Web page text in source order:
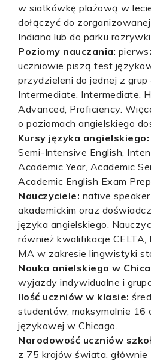
w siatkówkę plażową w
dołączyć do
Indiana lub do parku
Poziomy nauczania:
uczniowie piszą test
przydzieleni do jednej z
Intermediate, Intermediate,
Advanced, Proficiency.
o poziomach angielskiego
Kursy języka angielskiego:
Semi-Intensive English,
Academic Year, Academic
Academic English Exam
Nauczyciele: native
akademickim oraz
języka angielskiego.
również kwalifikacje CELTA,
MA w zakresie lingwistyki
Nauka anielskiego w
wyjazdy indywidualne i
Ilość uczniów w klasie:
studentów, maksymalnie 16
językowej w Chicago.
Narodowość uczniów
z 75 krajów świata, głównie